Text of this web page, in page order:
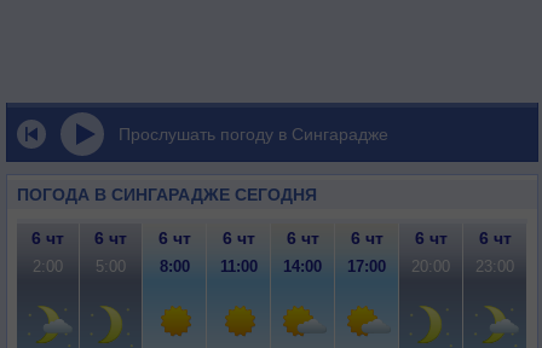
Прослушать погоду в Сингарадже
ПОГОДА В СИНГАРАДЖЕ СЕГОДНЯ
6 чт 6 чт 6 чт 6 чт 6 чт 6 чт 6 чт 6 чт
2:00 5:00 8:00 11:00 14:00 17:00 20:00 23:00